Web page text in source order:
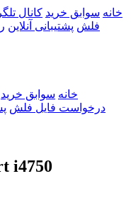
خانه سوابق خرید کانال
فلش پشتیبانی آنلاین
خانه سوابق خرید
درخواست فایل فلش
i4750